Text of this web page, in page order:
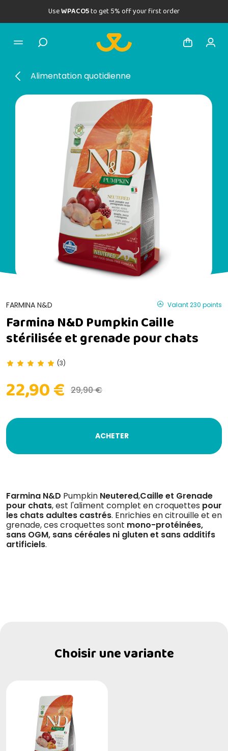
UseWPACO5to get 5% off your first order
Alimentation quotidienne
FARMINA N&D Valant 230 points
Farmina N&D Pumpkin Caille
stérilisée et grenade pour chats
(3)
22,90 € 29,90 €
ACHETER
Farmina N&D Pumpkin Neutered,Caille et Grenade
pour chats, est l'aliment complet en croquettes pour
les chats adultes castrés. Enrichies en citrouille et en
grenade, ces croquettes sont mono-protéinées,
sans OGM, sans céréales ni gluten et sans additifs
artificiels.
Choisir une variante